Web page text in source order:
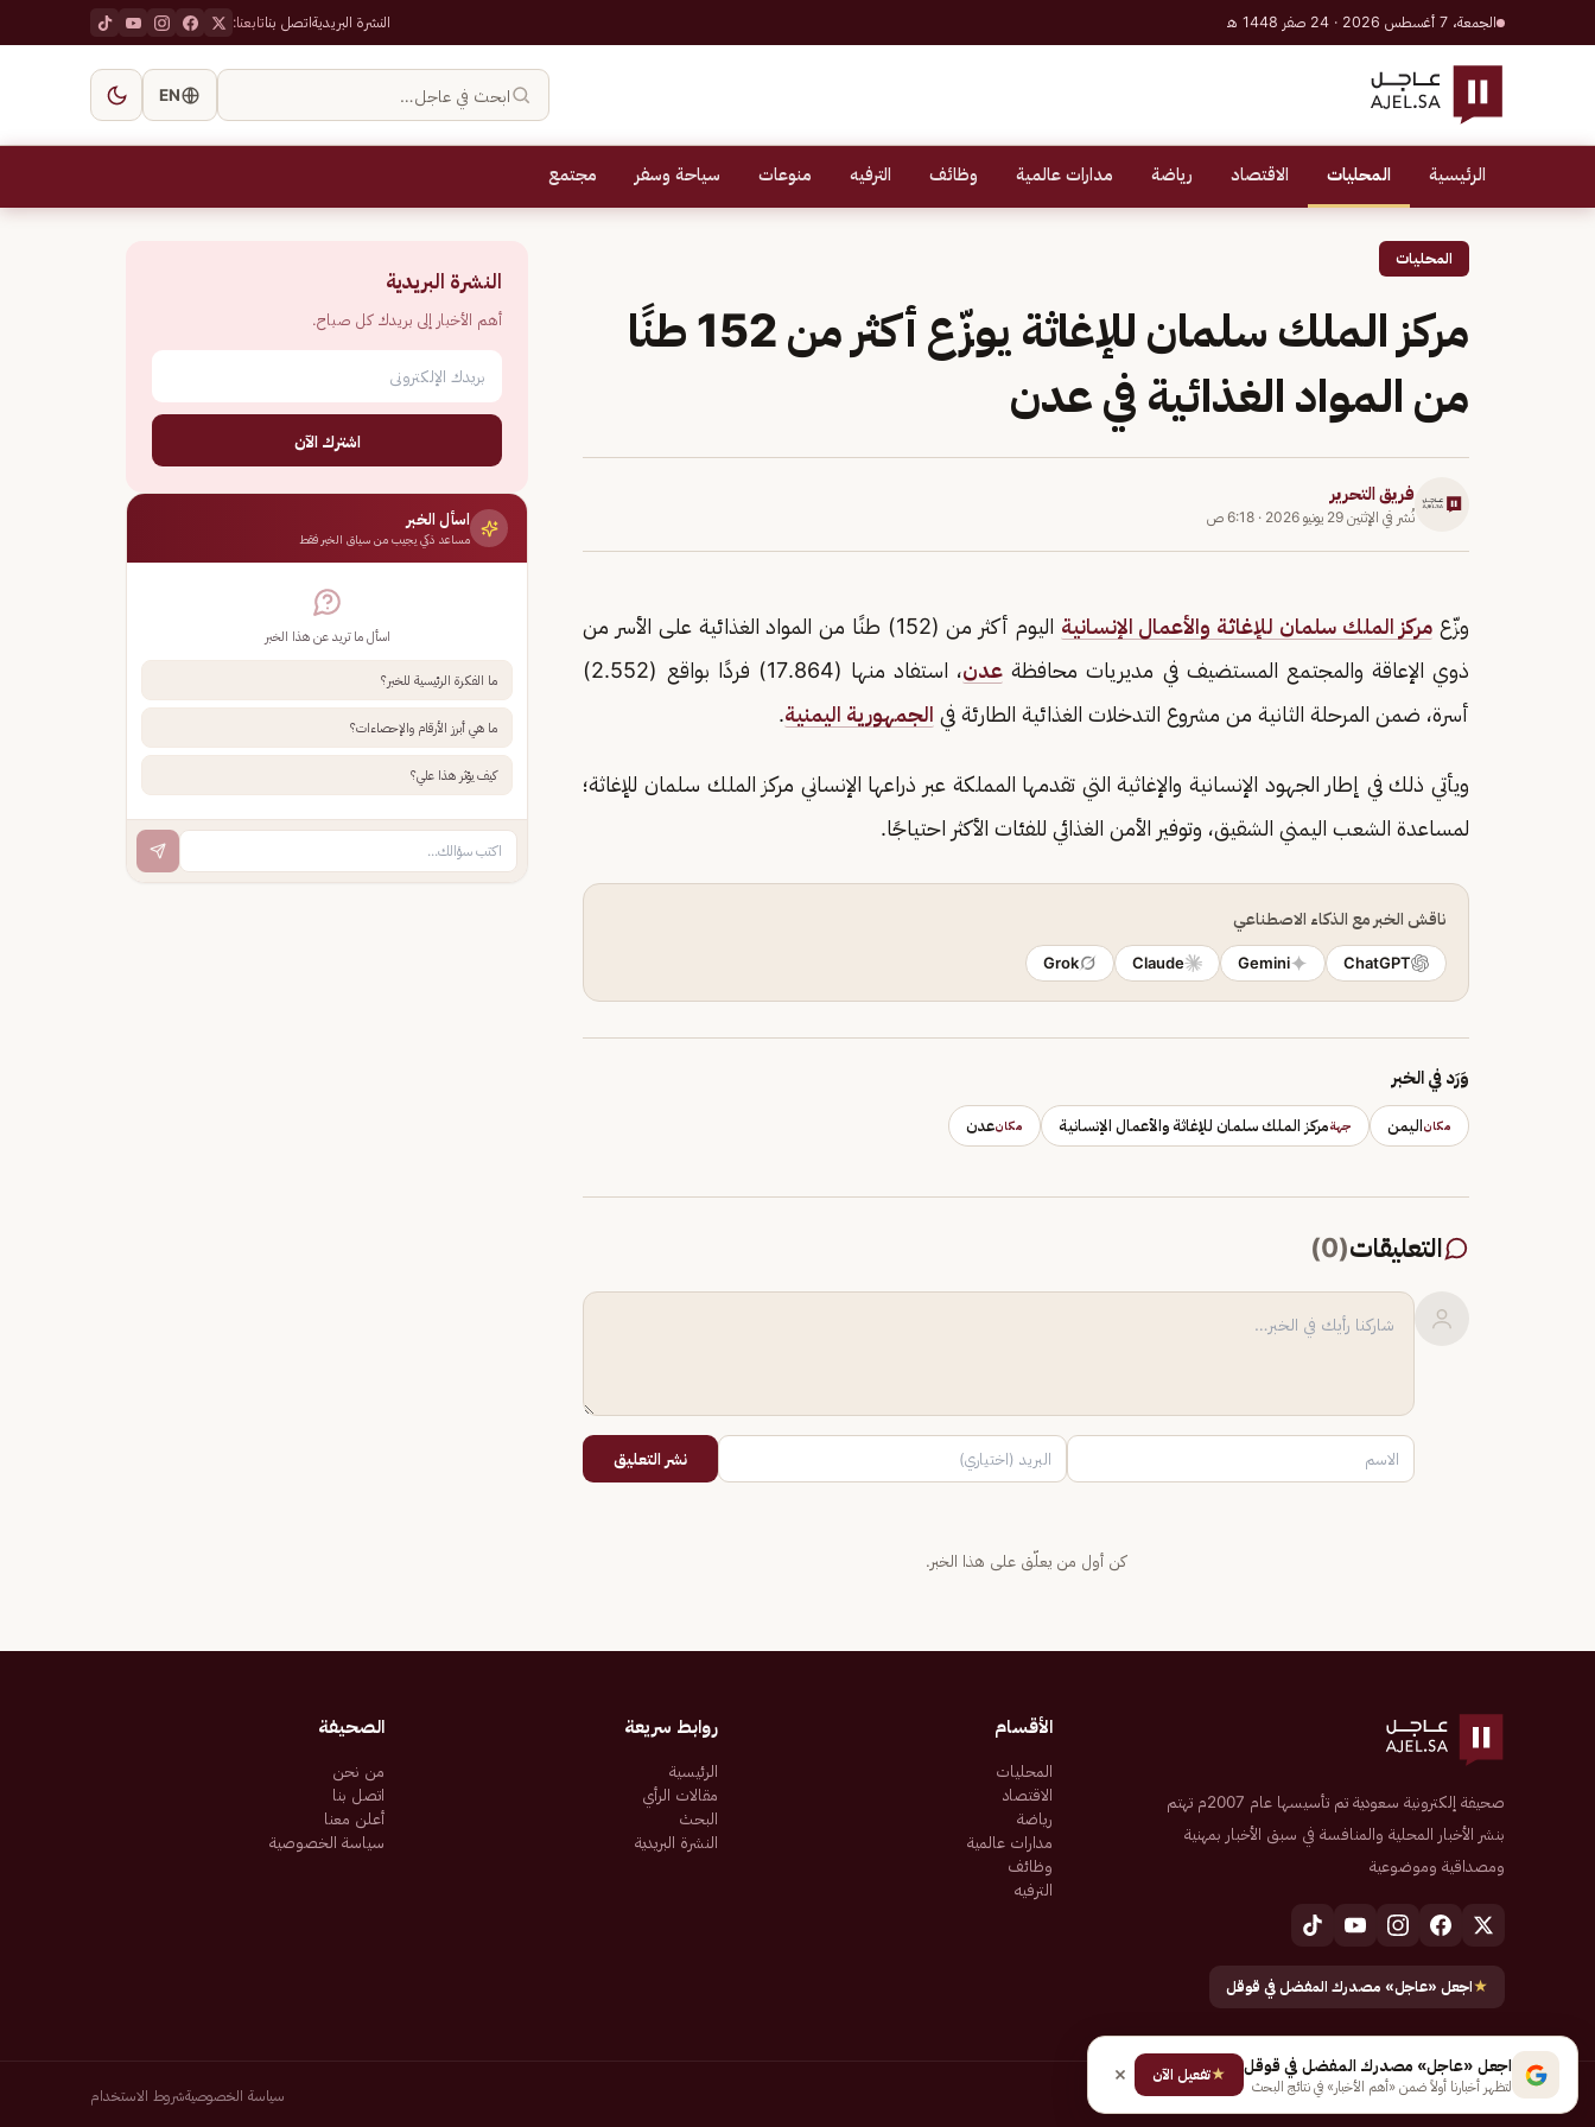
الجمعة، 7 أغسطس 2026 · 24 صفر 1448 هـ النشرة البريديةاتصل بناتابعنا:
ابحث في عاجل… EN
الرئيسية المحليات الاقتصاد رياضة مدارات عالمية وظائف الترفيه منوعات سياحة وسفر مجتمع
المحليات
مركز الملك سلمان للإغاثة يوزّع أكثر من 152 طنًا
من المواد الغذائية في عدن
فريق التحرير
نُشر في الإثنين 29 يونيو 2026 · 6:18 ص
وزّع مركز الملك سلمان للإغاثة والأعمال الإنسانية
اليوم أكثر من (152) طنًا من المواد الغذائية على الأسر من
ذوي الإعاقة والمجتمع المستضيف في مديريات محافظة عدن
، استفاد منها (17.864) فردًا بواقع (2.552)
أسرة، ضمن المرحلة الثانية من مشروع التدخلات الغذائية الطارئة في الجمهورية اليمنية.
ويأتي ذلك في إطار الجهود الإنسانية والإغاثية التي تقدمها المملكة عبر ذراعها الإنساني مركز الملك سلمان للإغاثة؛
لمساعدة الشعب اليمني الشقيق، وتوفير الأمن الغذائي للفئات الأكثر احتياجًا.
ناقش الخبر مع الذكاء الاصطناعي
ChatGPT
Gemini
Claude
Grok
وَرَد في الخبر
مكاناليمن جهةمركز الملك سلمان للإغاثة والأعمال الإنسانية مكانعدن
التعليقات(
0
)
نشر التعليق
كن أول من يعلّق على هذا الخبر.
النشرة البريدية
أهم الأخبار إلى بريدك كل صباح.
اشترك الآن
اسأل الخبر
مساعد ذكي يجيب من سياق الخبر فقط
اسأل ما تريد عن هذا الخبر
ما الفكرة الرئيسية للخبر؟
ما هي أبرز الأرقام والإحصاءات؟
كيف يؤثر هذا علي؟
صحيفة إلكترونية سعودية تم تأسيسها عام 2007م تهتم
بنشر الأخبار المحلية والمنافسة في سبق الأخبار بمهنية
ومصداقية وموضوعية
★اجعل «عاجل» مصدرك المفضل في قوقل
الأقسام
المحليات
الاقتصاد
رياضة
مدارات عالمية
وظائف
الترفيه
روابط سريعة
الرئيسية
مقالات الرأي
البحث
النشرة البريدية
الصحيفة
من نحن
اتصل بنا
أعلن معنا
سياسة الخصوصية
جميع الحقوق محفوظة لـ شركة إيجاز للنشر الإلكتروني المالكة لصحيفة عاجل سياسة الخصوصيةشروط الاستخدام
اجعل «عاجل» مصدرك المفضل في قوقل
لتظهر أخبارنا أولاً ضمن «أهم الأخبار» في نتائج البحث
★تفعيل الآن